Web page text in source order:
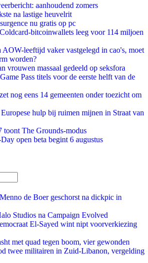
aanhoudend zomers
na lastige heuvelrit
nu gratis op pc
bitcoinwallets leeg voor 114 miljoen
leeftijd vaker vastgelegd in cao's, moet
worden?
vrouwen massaal gedeeld op seksfora
Pass titels voor de eerste helft van de
nog eens 14 gemeenten onder toezicht om
hulp bij ruimen mijnen in Straat van
toont The Grounds-modus
open beta begint 6 augustus
de Boer geschorst na dickpic in
Studios na Campaign Evolved
El-Sayed wint nipt voorverkiezing
met quad tegen boom, vier gewonden
twee militairen in Zuid-Libanon, vergelding